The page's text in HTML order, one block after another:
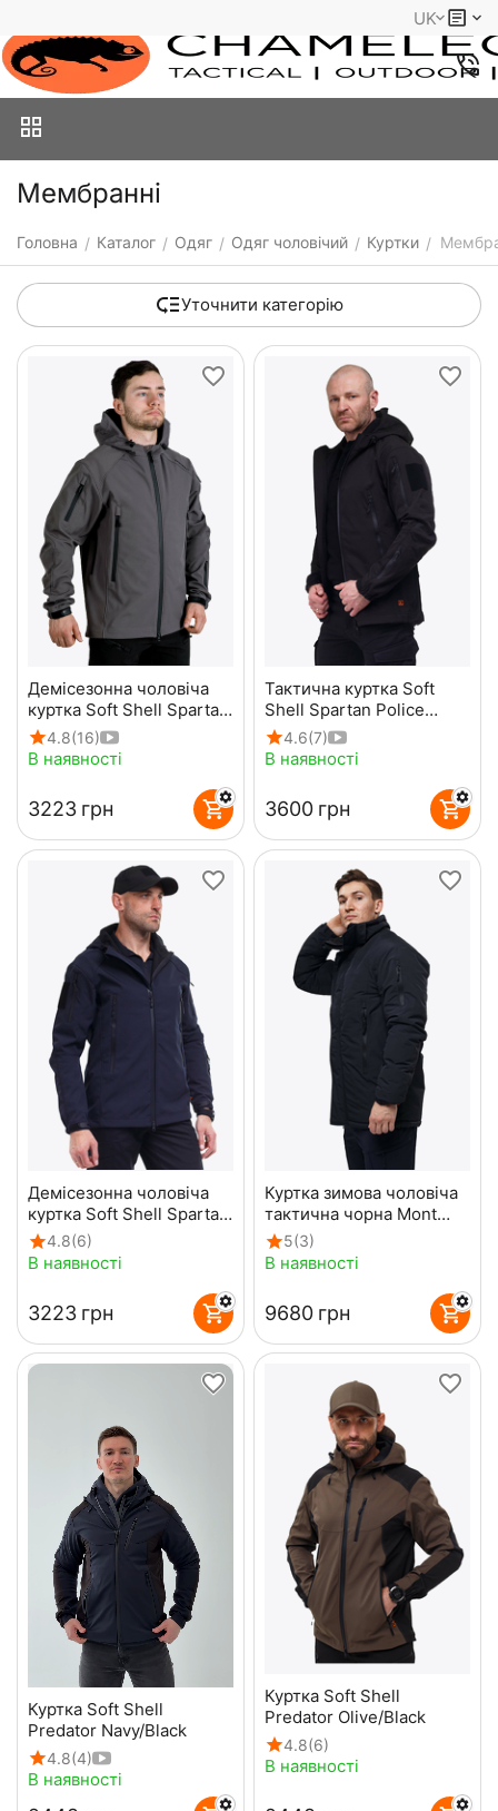
UK
Мембранні
Головна / Каталог / Одяг / Одяг чоловічий / Куртки /
Уточнити категорію
Демісезонна чоловіча
куртка Soft Shell Spartan
Gray
4.8(16)
В наявності
‍3223‍ грн
Тактична куртка Soft
Shell Spartan Police
Black чорна з
капюшоном
4.6(7)
В наявності
‍3600‍ грн
Демісезонна чоловіча
куртка Soft Shell Spartan
Navy
4.8(6)
В наявності
‍3223‍ грн
Куртка зимова чоловіча
тактична чорна Mont
Blanc Gen3 Black
5(3)
В наявності
‍9680‍ грн
Куртка Soft Shell
Predator Navy/Black
4.8(4)
В наявності
Куртка Soft Shell
Predator Olive/Black
4.8(6)
В наявності